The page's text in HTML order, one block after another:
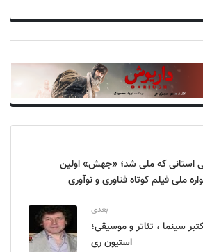
استانی که ملی شد؛ «جهش» اولین
ملی فیلم کوتاه فناوری و نوآوری
بعدی
۳۱ اکتبر سینما ، تئاتر و موسیقی؛
استیون ری